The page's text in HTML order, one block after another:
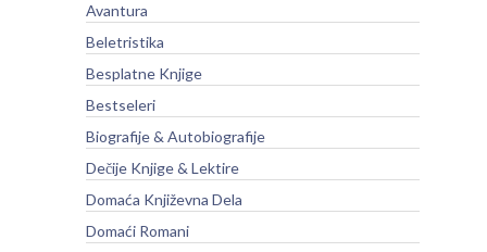
Avantura
Beletristika
Besplatne Knjige
Bestseleri
Biografije & Autobiografije
Dečije Knjige & Lektire
Domaća Književna Dela
Domaći Romani